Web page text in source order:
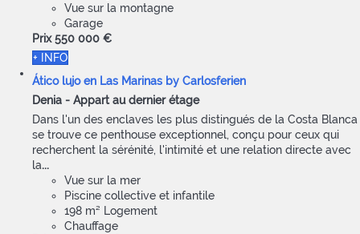
Vue sur la montagne
Garage
Prix 550 000 €
+ INFO
Ático lujo en Las Marinas by Carlosferien
Denia - Appart au dernier étage
Dans l'un des enclaves les plus distingués de la Costa Blanca
se trouve ce penthouse exceptionnel, conçu pour ceux qui
recherchent la sérénité, l'intimité et une relation directe avec
la...
Vue sur la mer
Piscine collective et infantile
198 m² Logement
Chauffage